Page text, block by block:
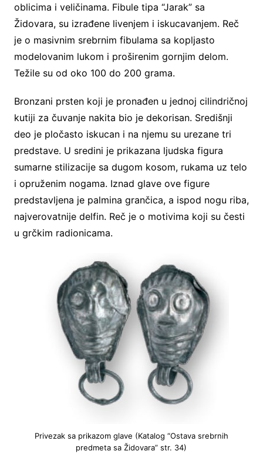
oblicima i veličinama. Fibule tipa “Jarak” sa
Židovara, su izrađene livenjem i iskucavanjem. Reč
je o masivnim srebrnim fibulama sa kopljasto
modelovanim lukom i proširenim gornjim delom.
Težile su od oko 100 do 200 grama.
Bronzani prsten koji je pronađen u jednoj cilindričnoj
kutiji za čuvanje nakita bio je dekorisan. Središnji
deo je pločasto iskucan i na njemu su urezane tri
predstave. U sredini je prikazana ljudska figura
sumarne stilizacije sa dugom kosom, rukama uz telo
i opruženim nogama. Iznad glave ove figure
predstavljena je palmina grančica, a ispod nogu riba,
najverovatnije delfin. Reč je o motivima koji su česti
u grčkim radionicama.
Privezak sa prikazom glave (Katalog “Ostava srebrnih
predmeta sa Židovara” str. 34)